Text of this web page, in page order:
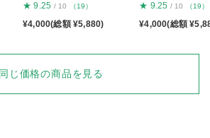
★ 9.25 / 10 （19）
¥4,000(総額 ¥5,880)
★ 9.25 / 10 （19）
¥4,000(総額
同じ価格の商品を見る